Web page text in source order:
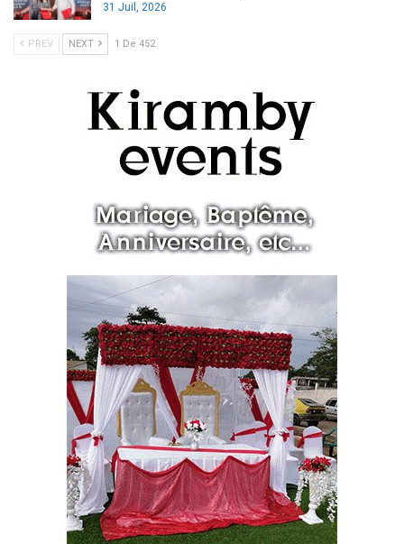
31 Juil, 2026
PREV NEXT 1 De 452